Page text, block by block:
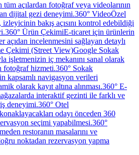
tüm açılardan fotoğraf veya videolarının
dijital gezi deneyimi.360° VideoÖzel
bakış açısını kontrol edebildiği
360° Ürün ÇekimiE-ticaret için ürünlerin
açıdan incelenmesini sağlayan detaylı
Çekimi (Street View)Google Sokak
işletmenizin iç mekanını sanal olarak
fotoğraf hizmeti.360° Sokak
kapsamlı navigasyon verileri
olarak kayıt altına alınması.360° E-
interaktif gezinti ile farklı ve
deneyimi.360° Otel
odayı önceden 360
seçimi yapabilmesi.360°
restoranın masalarını ve
noktadan rezervasyon yapma